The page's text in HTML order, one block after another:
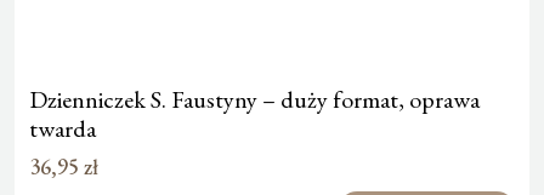
Dzienniczek S. Faustyny – duży format, oprawa
twarda
36,95 zł